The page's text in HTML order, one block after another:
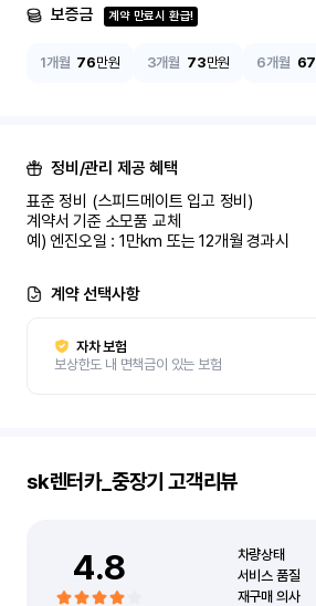
보증금 계약 만료시 환급!
1개월 76만원 3개월 73만원 6개월 67
정비/관리 제공 혜택
표준 정비 (스피드메이트 입고 정비)
계약서 기준 소모품 교체
예) 엔진오일 : 1만km 또는 12개월 경과시
계약 선택사항
자차 보험
보상한도 내 면책금이 있는 보험
sk렌터카_중장기 고객리뷰
4.8 차량상태
서비스 품질
재구매 의사